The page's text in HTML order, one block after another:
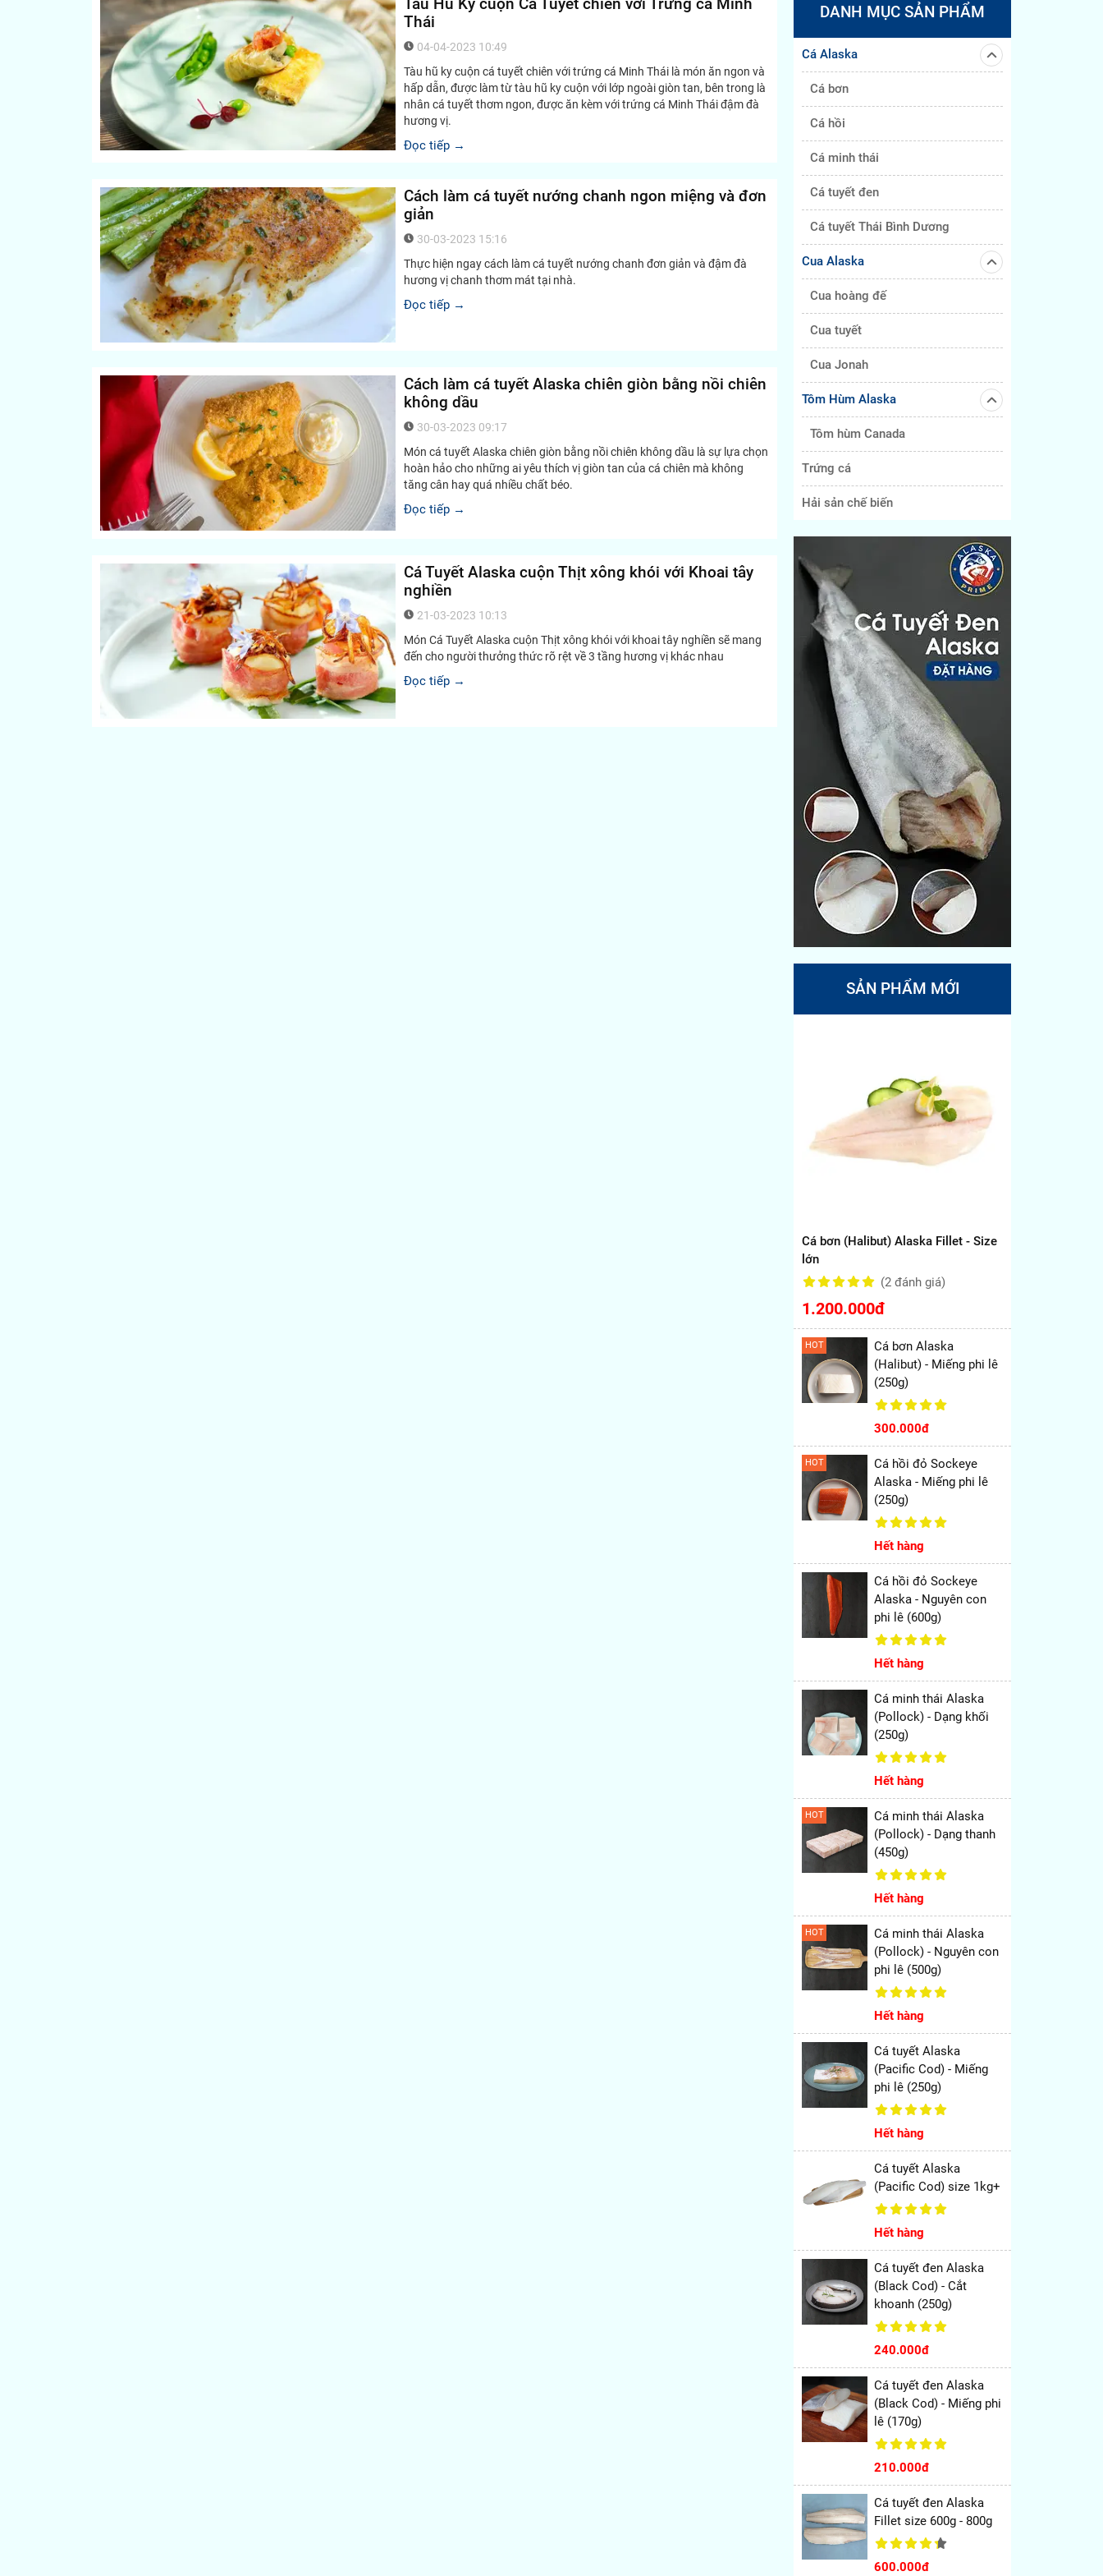
Thái
04-04-2023 10:49
Tàu hũ ky cuộn cá tuyết chiên với trứng cá Minh Thái là món ăn ngon và
hấp dẫn, được làm từ tàu hũ ky cuộn với lớp ngoài giòn tan, bên trong là
nhân cá tuyết thơm ngon, được ăn kèm với trứng cá Minh Thái đậm đà
hương vị.
Đọc tiếp →
Cách làm cá tuyết nướng chanh ngon miệng và đơn
giản
30-03-2023 15:16
Thực hiện ngay cách làm cá tuyết nướng chanh đơn giản và đậm đà
hương vị chanh thơm mát tại nhà.
Đọc tiếp →
Cách làm cá tuyết Alaska chiên giòn bằng nồi chiên
không dầu
30-03-2023 09:17
Món cá tuyết Alaska chiên giòn bằng nồi chiên không dầu là sự lựa chọn
hoàn hảo cho những ai yêu thích vị giòn tan của cá chiên mà không
tăng cân hay quá nhiều chất béo.
Đọc tiếp →
Cá Tuyết Alaska cuộn Thịt xông khói với Khoai tây
nghiền
21-03-2023 10:13
Món Cá Tuyết Alaska cuộn Thịt xông khói với khoai tây nghiền sẽ mang
đến cho người thưởng thức rõ rệt về 3 tầng hương vị khác nhau
Đọc tiếp →
DANH MỤC SẢN PHẨM
Cá Alaska
Cá bơn
Cá hồi
Cá minh thái
Cá tuyết đen
Cá tuyết Thái Bình Dương
Cua Alaska
Cua hoàng đế
Cua tuyết
Cua Jonah
Tôm Hùm Alaska
Tôm hùm Canada
Trứng cá
Hải sản chế biến
SẢN PHẨM MỚI
Cá bơn (Halibut) Alaska Fillet - Size
lớn
(2 đánh giá)
1.200.000đ
HOT
Cá bơn Alaska
(Halibut) - Miếng phi lê
(250g)
300.000đ
HOT
Cá hồi đỏ Sockeye
Alaska - Miếng phi lê
(250g)
Hết hàng
Cá hồi đỏ Sockeye
Alaska - Nguyên con
phi lê (600g)
Hết hàng
Cá minh thái Alaska
(Pollock) - Dạng khối
(250g)
Hết hàng
HOT
Cá minh thái Alaska
(Pollock) - Dạng thanh
(450g)
Hết hàng
HOT
Cá minh thái Alaska
(Pollock) - Nguyên con
phi lê (500g)
Hết hàng
Cá tuyết Alaska
(Pacific Cod) - Miếng
phi lê (250g)
Hết hàng
Cá tuyết Alaska
(Pacific Cod) size 1kg+
Hết hàng
Cá tuyết đen Alaska
(Black Cod) - Cắt
khoanh (250g)
240.000đ
Cá tuyết đen Alaska
(Black Cod) - Miếng phi
lê (170g)
210.000đ
Cá tuyết đen Alaska
Fillet size 600g - 800g
600.000đ